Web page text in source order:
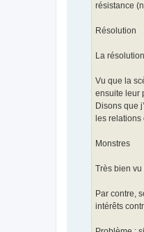
résistance
Résolution
La
Vu que la
ensuite leur
Disons que
les
Monstres
Très bien
Par contre,
intérêts